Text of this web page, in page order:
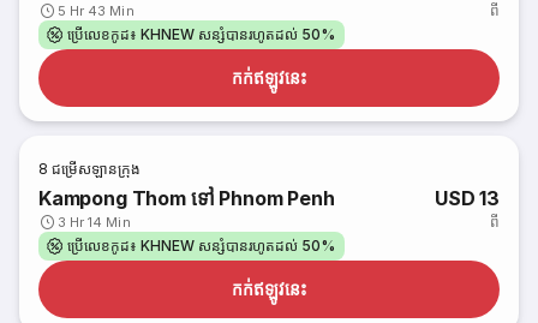
5 Hr 43 Min
ពី
ប្រើលេខកូដ៖ KHNEW សន្សំបានរហូតដល់ 50%
កក់​ឥឡូវនេះ
8 ជម្រើសឡានក្រុង
Kampong Thom ទៅ Phnom Penh
3 Hr 14 Min
USD 13
ពី
ប្រើលេខកូដ៖ KHNEW សន្សំបានរហូតដល់ 50%
កក់​ឥឡូវនេះ